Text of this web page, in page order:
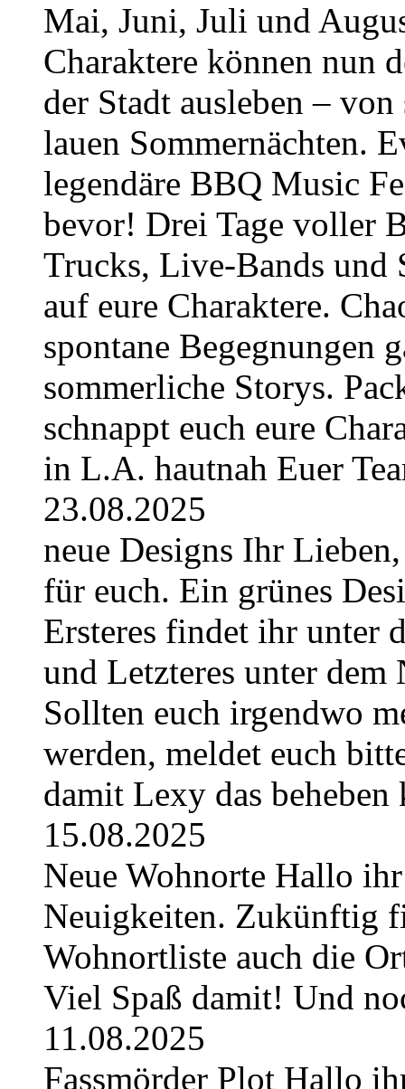
Mai, Juni, Juli und
Charaktere können nun
der Stadt ausleben –
lauen Sommernächten.
legendäre BBQ Music
bevor! Drei Tage voller
Trucks, Live-Bands und
auf eure Charaktere.
spontane Begegnungen
sommerliche Storys.
schnappt euch eure
in L.A. hautnah Euer
23.08.2025
neue Designs Ihr
für euch. Ein grünes
Ersteres findet ihr unter
und Letzteres unter
Sollten euch irgendwo
werden, meldet euch
damit Lexy das beheben
15.08.2025
Neue Wohnorte Hallo
Neuigkeiten. Zukünftig
Wohnortliste auch die
Viel Spaß damit! Und
11.08.2025
Fassmörder Plot Hallo